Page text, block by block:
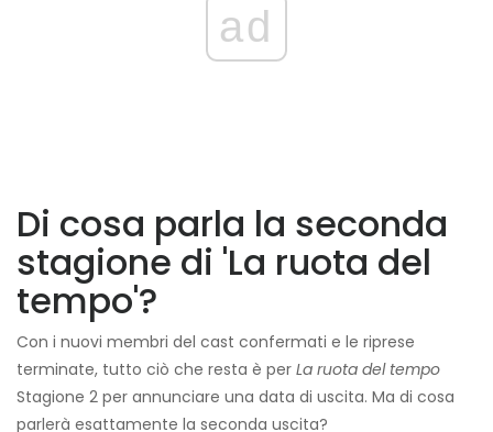
ad
Di cosa parla la seconda
stagione di 'La ruota del
tempo'?
Con i nuovi membri del cast confermati e le riprese
terminate, tutto ciò che resta è per La ruota del tempo
Stagione 2 per annunciare una data di uscita. Ma di cosa
parlerà esattamente la seconda uscita?